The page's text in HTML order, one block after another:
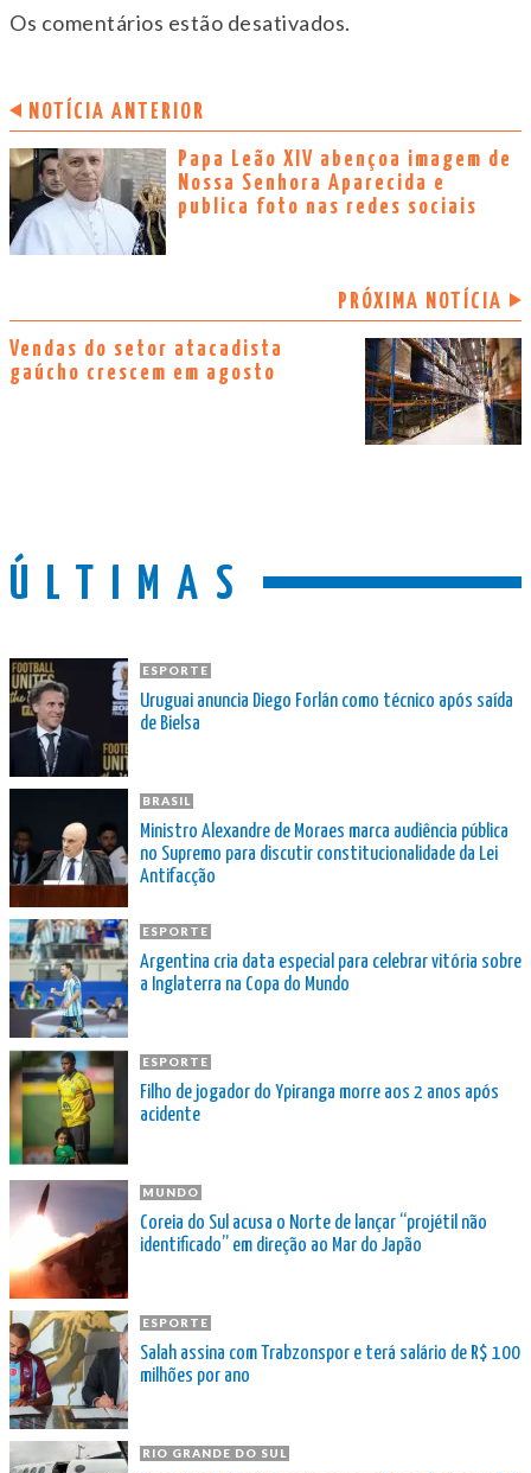
Os comentários estão desativados.
NOTÍCIA ANTERIOR
Papa Leão XIV abençoa imagem de
Nossa Senhora Aparecida e
publica foto nas redes sociais
PRÓXIMA NOTÍCIA
Vendas do setor atacadista
gaúcho crescem em agosto
ÚLTIMAS
ESPORTE
Uruguai anuncia Diego Forlán como técnico após saída
de Bielsa
BRASIL
Ministro Alexandre de Moraes marca audiência pública
no Supremo para discutir constitucionalidade da Lei
Antifacção
ESPORTE
Argentina cria data especial para celebrar vitória sobre
a Inglaterra na Copa do Mundo
ESPORTE
Filho de jogador do Ypiranga morre aos 2 anos após
acidente
MUNDO
Coreia do Sul acusa o Norte de lançar “projétil não
identificado” em direção ao Mar do Japão
ESPORTE
Salah assina com Trabzonspor e terá salário de R$ 100
milhões por ano
RIO GRANDE DO SUL